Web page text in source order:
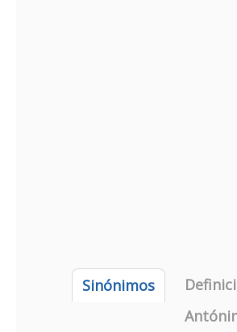
Sinónimos